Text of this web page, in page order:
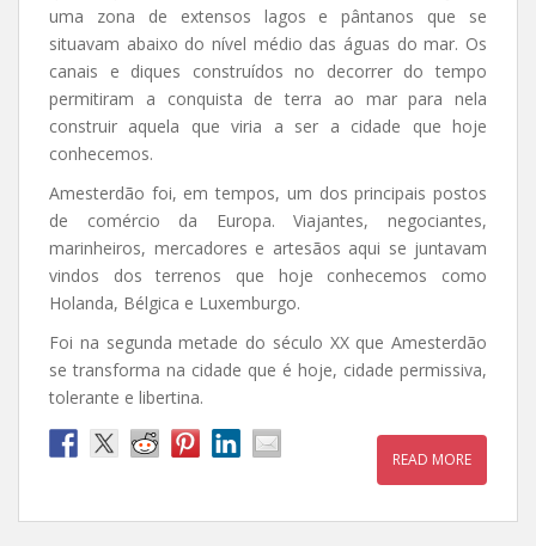
uma zona de extensos lagos e pântanos que se
situavam abaixo do nível médio das águas do mar. Os
canais e diques construídos no decorrer do tempo
permitiram a conquista de terra ao mar para nela
construir aquela que viria a ser a cidade que hoje
conhecemos.
Amesterdão foi, em tempos, um dos principais postos
de comércio da Europa. Viajantes, negociantes,
marinheiros, mercadores e artesãos aqui se juntavam
vindos dos terrenos que hoje conhecemos como
Holanda, Bélgica e Luxemburgo.
Foi na segunda metade do século XX que Amesterdão
se transforma na cidade que é hoje, cidade permissiva,
tolerante e libertina.
READ MORE